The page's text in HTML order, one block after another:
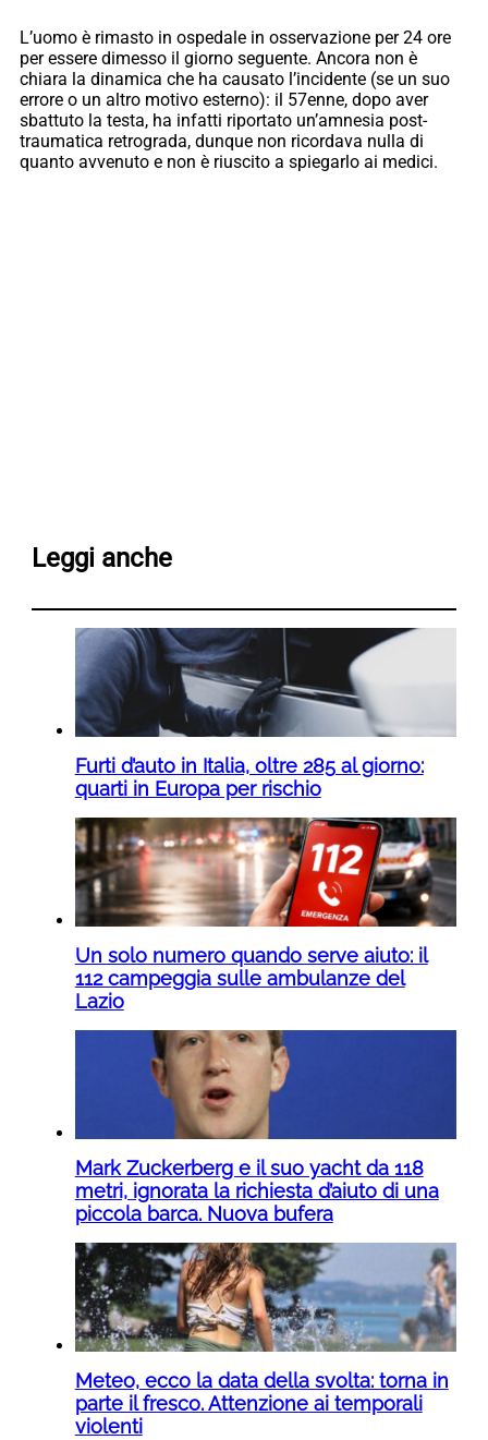
L’uomo è rimasto in ospedale in osservazione per 24 ore
per essere dimesso il giorno seguente. Ancora non è
chiara la dinamica che ha causato l’incidente (se un suo
errore o un altro motivo esterno): il 57enne, dopo aver
sbattuto la testa, ha infatti riportato un’amnesia post-
traumatica retrograda, dunque non ricordava nulla di
quanto avvenuto e non è riuscito a spiegarlo ai medici.
Leggi anche
Furti d’auto in Italia, oltre 285 al giorno:
quarti in Europa per rischio
Un solo numero quando serve aiuto: il
112 campeggia sulle ambulanze del
Lazio
Mark Zuckerberg e il suo yacht da 118
metri, ignorata la richiesta d’aiuto di una
piccola barca. Nuova bufera
Meteo, ecco la data della svolta: torna in
parte il fresco. Attenzione ai temporali
violenti